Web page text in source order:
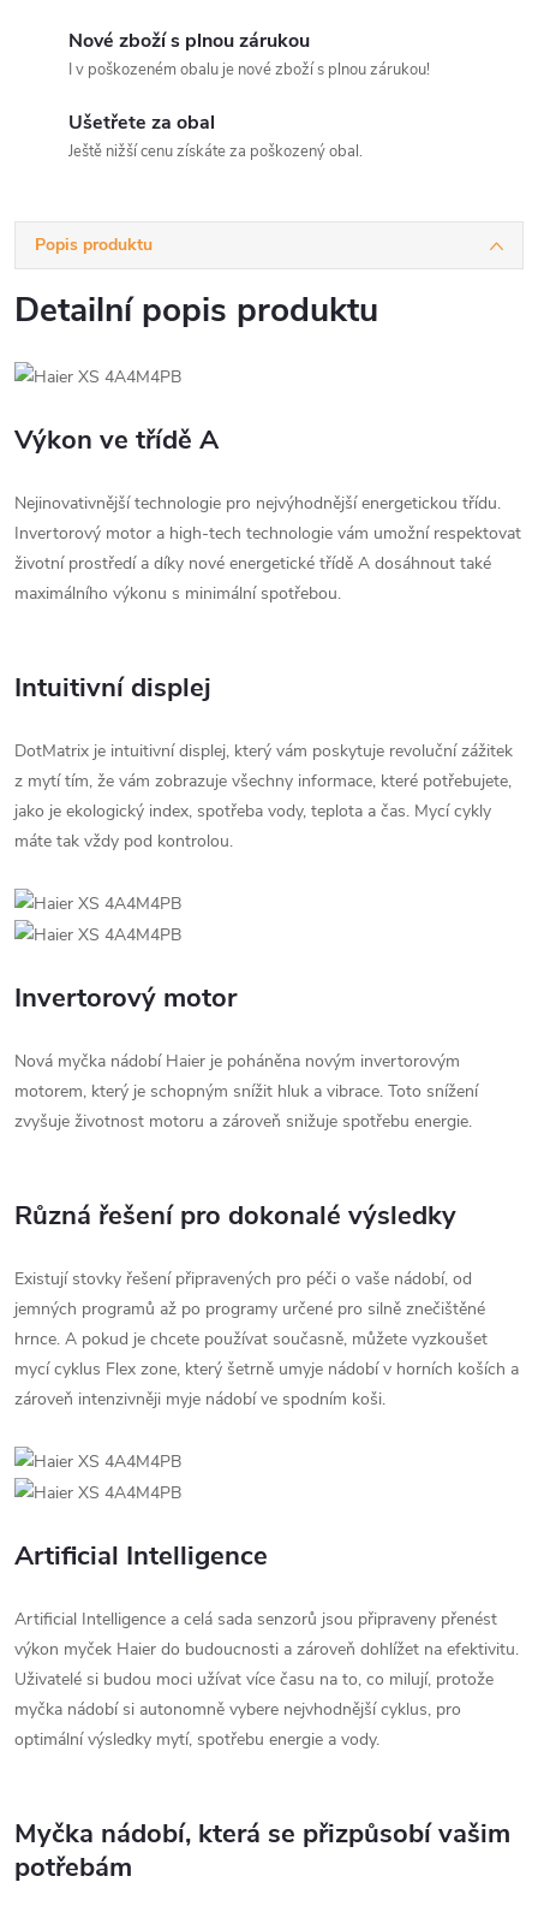
Nové zboží s plnou zárukou
I v poškozeném obalu je nové zboží s plnou zárukou!
Ušetřete za obal
Ještě nižší cenu získáte za poškozený obal.
Popis produktu
Detailní popis produktu
Výkon ve třídě A
Nejinovativnější technologie pro nejvýhodnější energetickou třídu.
Invertorový motor a high-tech technologie vám umožní respektovat
životní prostředí a díky nové energetické třídě A dosáhnout také
maximálního výkonu s minimální spotřebou.
Intuitivní displej
DotMatrix je intuitivní displej, který vám poskytuje revoluční zážitek
z mytí tím, že vám zobrazuje všechny informace, které potřebujete,
jako je ekologický index, spotřeba vody, teplota a čas. Mycí cykly
máte tak vždy pod kontrolou.
Invertorový motor
Nová myčka nádobí Haier je poháněna novým invertorovým
motorem, který je schopným snížit hluk a vibrace. Toto snížení
zvyšuje životnost motoru a zároveň snižuje spotřebu energie.
Různá řešení pro dokonalé výsledky
Existují stovky řešení připravených pro péči o vaše nádobí, od
jemných programů až po programy určené pro silně znečištěné
hrnce. A pokud je chcete používat současně, můžete vyzkoušet
mycí cyklus Flex zone, který šetrně umyje nádobí v horních koších a
zároveň intenzivněji myje nádobí ve spodním koši.
Artificial Intelligence
Artificial Intelligence a celá sada senzorů jsou připraveny přenést
výkon myček Haier do budoucnosti a zároveň dohlížet na efektivitu.
Uživatelé si budou moci užívat více času na to, co milují, protože
myčka nádobí si autonomně vybere nejvhodnější cyklus, pro
optimální výsledky mytí, spotřebu energie a vody.
Myčka nádobí, která se přizpůsobí vašim
potřebám